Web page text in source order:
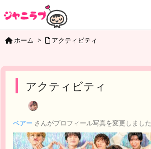
ホーム > アクティビティ
アクティビティ
ベアー さんがプロフィール写真を変更しました